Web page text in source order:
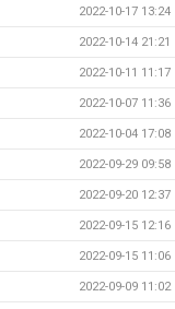
2022-10-17 13:24
2022-10-14 21:21
2022-10-11 11:17
2022-10-07 11:36
2022-10-04 17:08
2022-09-29 09:58
2022-09-20 12:37
2022-09-15 12:16
2022-09-15 11:06
2022-09-09 11:02